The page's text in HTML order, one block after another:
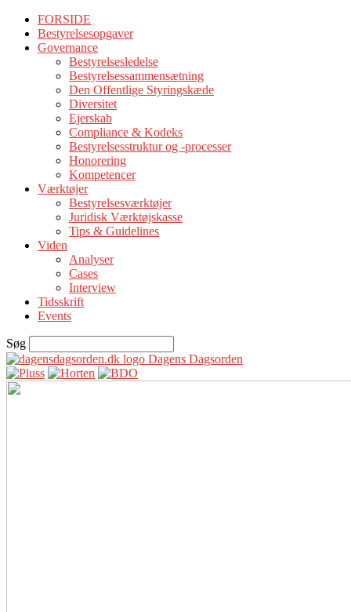
FORSIDE
Bestyrelsesopgaver
Governance
Bestyrelsesledelse
Bestyrelsessammensætning
Den Offentlige Styringskæde
Diversitet
Ejerskab
Compliance & Kodeks
Bestyrelsesstruktur og -processer
Honorering
Kompetencer
Værktøjer
Bestyrelsesværktøjer
Juridisk Værktøjskasse
Tips & Guidelines
Viden
Analyser
Cases
Interview
Tidsskrift
Events
Søg
Dagens Dagsorden